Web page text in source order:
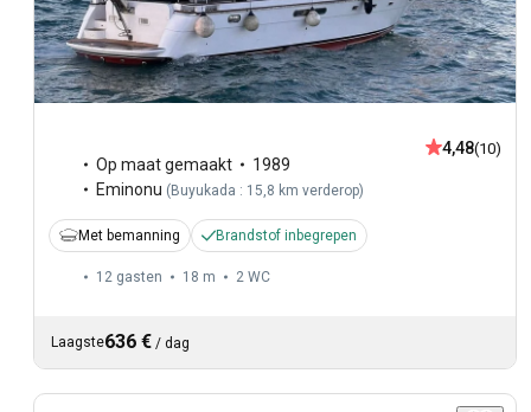
Op maat gemaakt
1989
Eminonu (Buyukada : 15,8 km verderop)
4,48(10)
Met bemanning Brandstof inbegrepen
12 gasten 18 m 2 WC
Laagste636 € / dag